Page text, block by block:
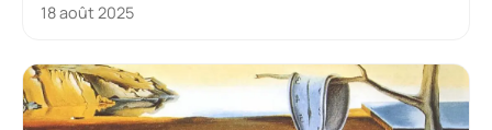
18 août 2025